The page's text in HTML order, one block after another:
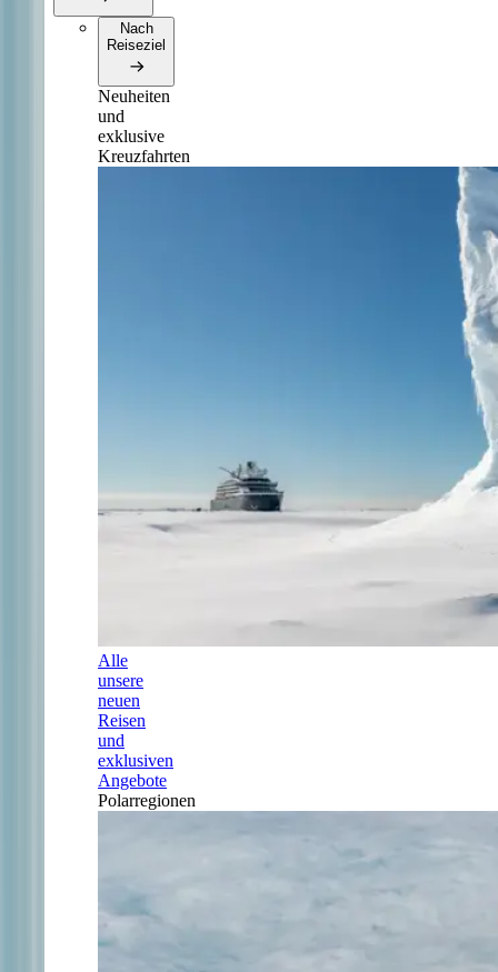
Nach
Reiseziel
Neuheiten
und
exklusive
Kreuzfahrten
Alle
unsere
neuen
Reisen
und
exklusiven
Angebote
Polarregionen